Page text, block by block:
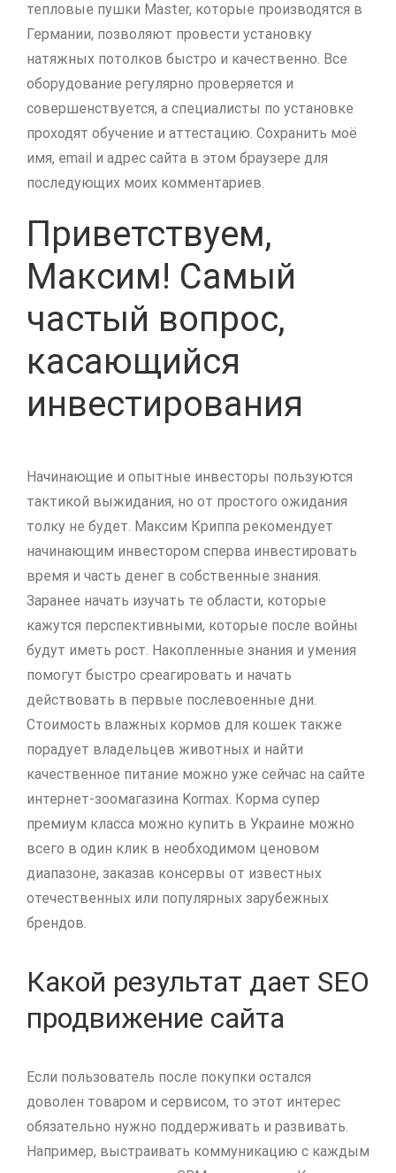
тепловые пушки Master, которые производятся в
Германии, позволяют провести установку
натяжных потолков быстро и качественно. Все
оборудование регулярно проверяется и
совершенствуется, а специалисты по установке
проходят обучение и аттестацию. Сохранить моё
имя, email и адрес сайта в этом браузере для
последующих моих комментариев.
Приветствуем,
Максим! Самый
частый вопрос,
касающийся
инвестирования
Начинающие и опытные инвесторы пользуются
тактикой выжидания, но от простого ожидания
толку не будет. Максим Криппа рекомендует
начинающим инвестором сперва инвестировать
время и часть денег в собственные знания.
Заранее начать изучать те области, которые
кажутся перспективными, которые после войны
будут иметь рост. Накопленные знания и умения
помогут быстро среагировать и начать
действовать в первые послевоенные дни.
Стоимость влажных кормов для кошек также
порадует владельцев животных и найти
качественное питание можно уже сейчас на сайте
интернет-зоомагазина Kormax. Корма супер
премиум класса можно купить в Украине можно
всего в один клик в необходимом ценовом
диапазоне, заказав консервы от известных
отечественных или популярных зарубежных
брендов.
Какой результат дает SEO
продвижение сайта
Если пользователь после покупки остался
доволен товаром и сервисом, то этот интерес
обязательно нужно поддерживать и развивать.
Например, выстраивать коммуникацию с каждым